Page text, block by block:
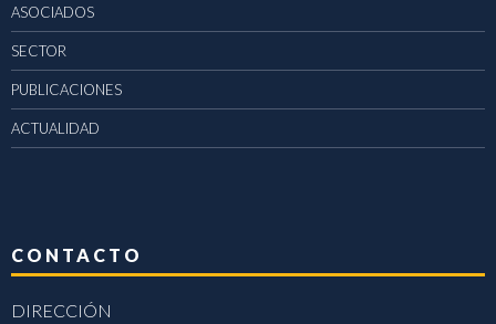
ASOCIADOS
SECTOR
PUBLICACIONES
ACTUALIDAD
CONTACTO
DIRECCIÓN